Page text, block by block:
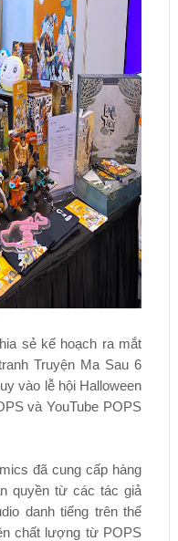
sẻ kế hoạch ra mắt
Truyện Ma Sau 6
vào lễ hội Halloween
và YouTube POPS
đã cung cấp hàng
quyền từ các tác giả
danh tiếng trên thế
chất lượng từ POPS